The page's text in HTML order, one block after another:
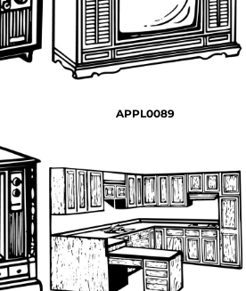
APPL0089